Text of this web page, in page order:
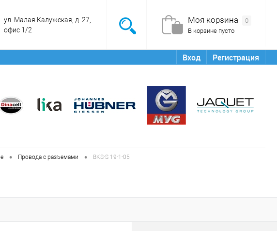
ул. Малая Калужская, д. 27,
офис 1/2
Моя корзина
0
В корзине пусто
Вход Регистрация
• Провода с разъемами • BKS-S 19-1-05